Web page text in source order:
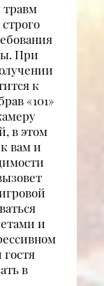
травм
При
к
«101»
в этом
вам и
и
в